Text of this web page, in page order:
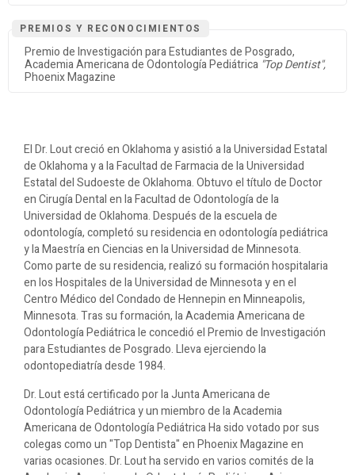
Premio de Investigación para Estudiantes de Posgrado,
Academia Americana de Odontología Pediátrica "Top Dentist",
Phoenix Magazine
PREMIOS Y RECONOCIMIENTOS
El Dr. Lout creció en Oklahoma y asistió a la Universidad Estatal
de Oklahoma y a la Facultad de Farmacia de la Universidad
Estatal del Sudoeste de Oklahoma. Obtuvo el título de Doctor
en Cirugía Dental en la Facultad de Odontología de la
Universidad de Oklahoma. Después de la escuela de
odontología, completó su residencia en odontología pediátrica
y la Maestría en Ciencias en la Universidad de Minnesota.
Como parte de su residencia, realizó su formación hospitalaria
en los Hospitales de la Universidad de Minnesota y en el
Centro Médico del Condado de Hennepin en Minneapolis,
Minnesota. Tras su formación, la Academia Americana de
Odontología Pediátrica le concedió el Premio de Investigación
para Estudiantes de Posgrado. Lleva ejerciendo la
odontopediatría desde 1984.
Dr. Lout está certificado por la Junta Americana de
Odontología Pediátrica y un miembro de la Academia
Americana de Odontología Pediátrica Ha sido votado por sus
colegas como un "Top Dentista" en Phoenix Magazine en
varias ocasiones. Dr. Lout ha servido en varios comités de la